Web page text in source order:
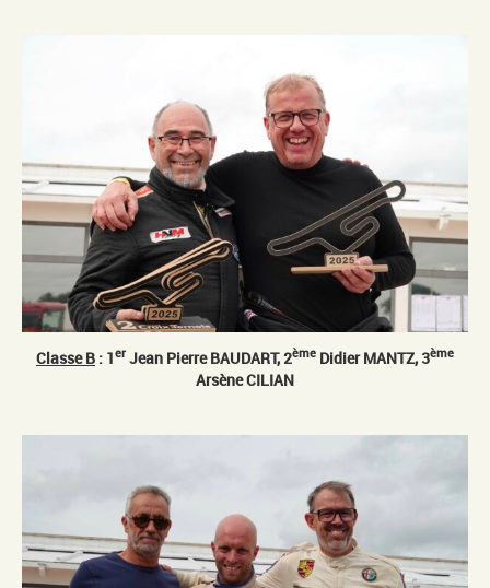
Classe B : 1er Jean Pierre BAUDART, 2ème Didier MANTZ, 3ème
Arsène CILIAN